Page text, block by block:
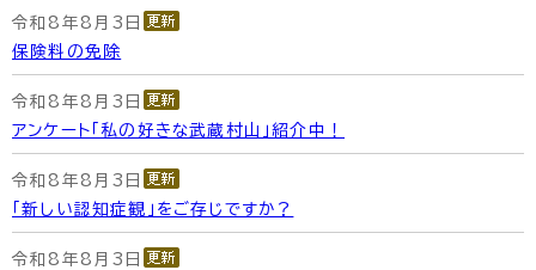
令和8年8月3日
保険料の免除
令和8年8月3日
アンケート「私の好きな武蔵村山」紹介中！
令和8年8月3日
「新しい認知症観」をご存じですか？
令和8年8月3日